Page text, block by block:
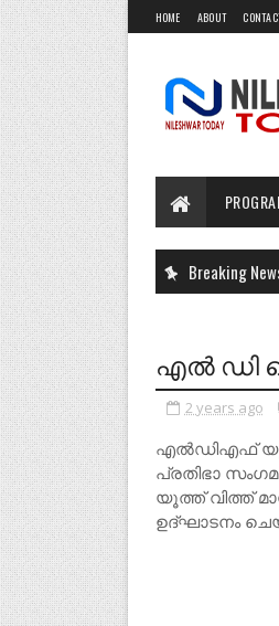
HOME ABOUT
Breaking
എൽ ഡി
2 years ago
എൽഡിഎഫ്
പ്രതിഭാ
യൂത്ത് വിത്ത്
ഉദ്ഘാടനം